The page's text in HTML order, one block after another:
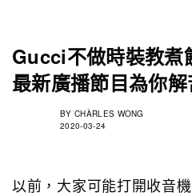
Gucci不做時裝教煮
最新廣播節目為你解
BY CHÀRLES WONG
2020-03-24
以前，大家可能打開收音